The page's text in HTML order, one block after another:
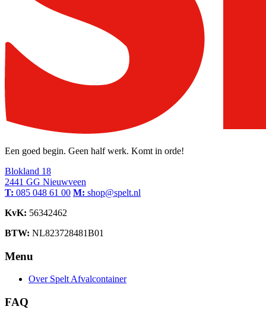
Een goed begin. Geen half werk. Komt in orde!
Blokland 18
2441 GG Nieuwveen
T: 085 048 61 00 M: shop@spelt.nl
KvK: 56342462
BTW: NL823728481B01
Menu
Over Spelt Afvalcontainer
FAQ